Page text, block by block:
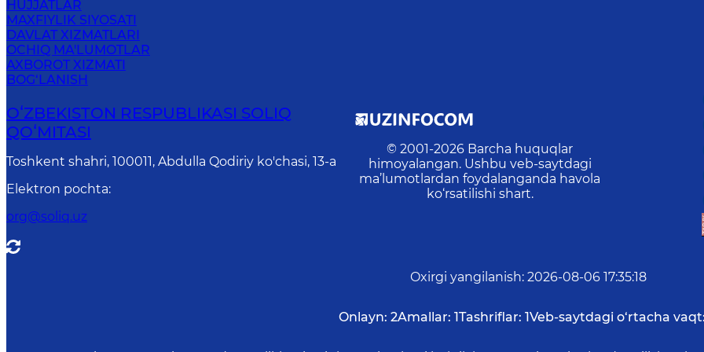
HUJJATLAR
MAXFIYLIK SIYOSATI
DAVLAT XIZMATLARI
OCHIQ MA'LUMOTLAR
AXBOROT XIZMATI
BOG‘LANISH
OʻZBEKISTON RESPUBLIKASI SOLIQ
QOʻMITASI
Toshkent shahri, 100011, Abdulla Qodiriy ko'chasi, 13-a
Elektron pochta:
org@soliq.uz
© 2001-2026 Barcha huquqlar
himoyalangan. Ushbu veb-saytdagi
ma’lumotlardan foydalanganda havola
ko‘rsatilishi shart.
Oxirgi yangilanish: 2026-08-06 17:35:18
Onlayn: 2Amallar: 1Tashriflar: 1Veb-saytdagi o‘rtacha